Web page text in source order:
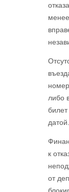
либо
датой.
к
от